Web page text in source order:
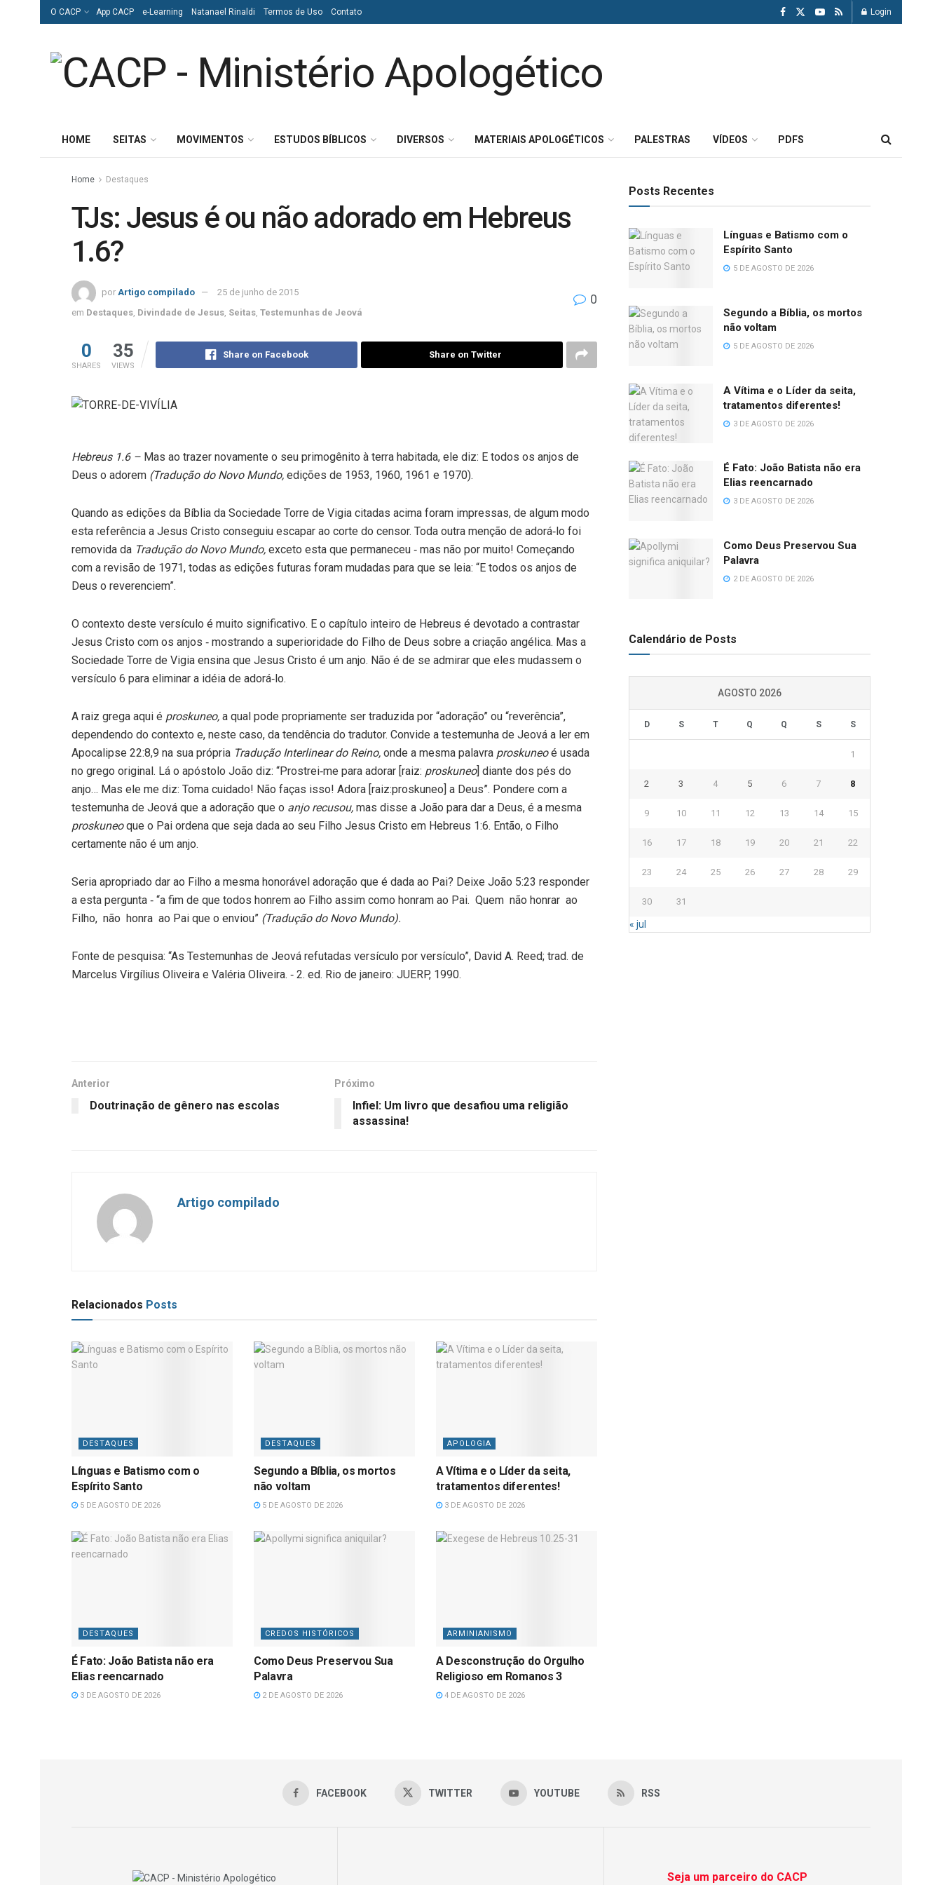
O CACP App CACP e-Learning Natanael Rinaldi Termos de Uso Contato Login
HOME SEITAS MOVIMENTOS ESTUDOS BÍBLICOS DIVERSOS MATERIAIS APOLOGÉTICOS PALESTRAS VÍDEOS PDFS
Home Destaques
TJs: Jesus é ou não adorado em Hebreus
1.6?
por Artigo compilado
25 de junho de 2015
em Destaques Divindade de Jesus Seitas Testemunhas de Jeová
0
0
SHARES
35
VIEWS
Share on Facebook Share on Twitter
Hebreus 1.6 – Mas ao trazer novamente o seu primogênito à terra habitada, ele diz: E todos os anjos de
Deus o adorem (Tradução do Novo Mundo, edições de 1953, 1960, 1961 e 1970).
Quando as edições da Bíblia da Sociedade Torre de Vigia citadas acima foram impressas, de algum modo
esta referência a Jesus Cristo conseguiu escapar ao corte do censor. Toda outra menção de adorá‑lo foi
removida da Tradução do Novo Mundo, exceto esta que permaneceu ‑ mas não por muito! Começando
com a revisão de 1971, todas as edições futuras foram mudadas para que se leia: “E todos os anjos de
Deus o reverenciem”.
O contexto deste versículo é muito significativo. E o capítulo inteiro de Hebreus é devotado a contrastar
Jesus Cristo com os anjos ‑ mostrando a superioridade do Filho de Deus sobre a criação angélica. Mas a
Sociedade Torre de Vigia ensina que Jesus Cristo é um anjo. Não é de se admirar que eles mudassem o
versículo 6 para eliminar a idéia de adorá‑lo.
A raiz grega aqui é proskuneo, a qual pode propriamente ser traduzida por “adoração” ou “reverência”,
dependendo do con­texto e, neste caso, da tendência do tradutor. Convide a teste­munha de Jeová a ler em
Apocalipse 22:8,9 na sua própria Tradu­ção Interlinear do Reino, onde a mesma palavra proskuneoé usada
no grego original. Lá o apóstolo João diz: “Prostrei‑me para adorar [raiz: proskuneo] diante dos pés do
anjo… Mas ele me diz: Toma cuidado! Não faças isso! Adora [raiz:proskuneo] a Deus”. Pondere com a
testemunha de Jeová que a adoração que o anjo recusou, mas disse a João para dar a Deus, é a mesma
proskuneoque o Pai ordena que seja dada ao seu Filho Jesus Cristo em Hebreus 1:6. Então, o Filho
certamente não é um anjo.
Seria apropriado dar ao Filho a mesma honorável adoração que é dada ao Pai? Deixe João 5:23 responder
a esta pergunta ‑ “a fim de que todos honrem ao Filho assim como honram ao Pai. Quem não honrar ao
Filho, não honra ao Pai que o enviou” (Tradução do Novo Mundo).
Fonte de pesquisa: “As Testemunhas de Jeová refutadas versículo por versículo”, David A. Reed; trad. de
Marcelus Virgílius Oliveira e Valéria Oliveira. ‑ 2. ed. Rio de janeiro: JUERP, 1990.
Anterior
Doutrinação de gênero nas escolas
Próximo
Infiel: Um livro que desafiou uma religião
assassina!
Artigo compilado
Relacionados Posts
DESTAQUES
Línguas e Batismo com o
Espírito Santo
5 DE AGOSTO DE 2026
DESTAQUES
Segundo a Bíblia, os mortos
não voltam
5 DE AGOSTO DE 2026
APOLOGIA
A Vítima e o Líder da seita,
tratamentos diferentes!
3 DE AGOSTO DE 2026
DESTAQUES
É Fato: João Batista não era
Elias reencarnado
3 DE AGOSTO DE 2026
CREDOS HISTÓRICOS
Como Deus Preservou Sua
Palavra
2 DE AGOSTO DE 2026
ARMINIANISMO
A Desconstrução do Orgulho
Religioso em Romanos 3
4 DE AGOSTO DE 2026
Posts Recentes
Línguas e Batismo com o
Espírito Santo
5 DE AGOSTO DE 2026
Segundo a Bíblia, os mortos
não voltam
5 DE AGOSTO DE 2026
A Vítima e o Líder da seita,
tratamentos diferentes!
3 DE AGOSTO DE 2026
É Fato: João Batista não era
Elias reencarnado
3 DE AGOSTO DE 2026
Como Deus Preservou Sua
Palavra
2 DE AGOSTO DE 2026
Calendário de Posts
AGOSTO 2026
D S T Q Q S S
1
2 3 4 5 6 7 8
9 10 11 12 13 14 15
16 17 18 19 20 21 22
23 24 25 26 27 28 29
30 31
« jul
FACEBOOK TWITTER YOUTUBE RSS
Seja um parceiro do CACP